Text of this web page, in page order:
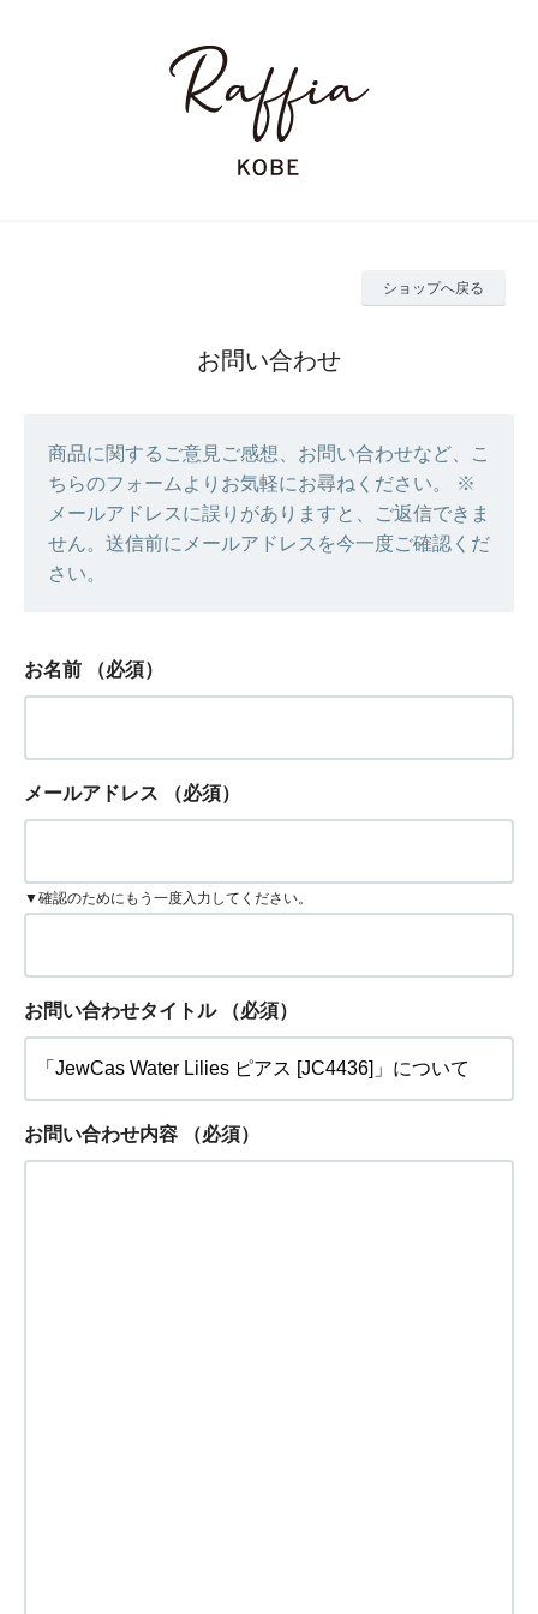
ショップへ戻る
お問い合わせ
商品に関するご意見ご感想、お問い合わせなど、こ
ちらのフォームよりお気軽にお尋ねください。 ※
メールアドレスに誤りがありますと、ご返信できま
せん。送信前にメールアドレスを今一度ご確認くだ
さい。
お名前 （必須）
メールアドレス （必須）
▼確認のためにもう一度入力してください。
お問い合わせタイトル （必須）
お問い合わせ内容 （必須）